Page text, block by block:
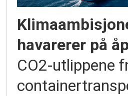
havarerer på
CO2-utlippene